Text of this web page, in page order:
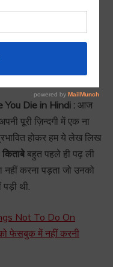
Die in
Die in Hindi : आज
पूरी ज़िन्दगी में एक ना
होकर हम ये लेख लिख
बहुत पहले ही पढ़ ली
नहीं करना पड़ता जो उनको
थी.
Not To Do On
फेसबुक में नहीं करनी